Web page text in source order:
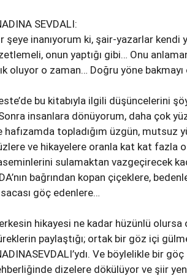
SEVDALI:
şeye inanıyorum ki, şair-yazarlar kendi
onun yaptığı gibi… Onu
oluyor o zaman… Doğru yöne
bu kitabıyla ilgili düşüncelerini
insanlara dönüyorum, daha çok
hafızamda topladığım üzgün, mutsuz
ve hikayelere oranla kat kat fazla
sulamaktan vazgeçirecek
bağrından kopan çiçeklere,
göç edenlere…
hikayesi ne kadar hüzünlü
paylaştığı; ortak bir göz içi
Ve böylelikle bir
dizelere dökülüyor ve şiir